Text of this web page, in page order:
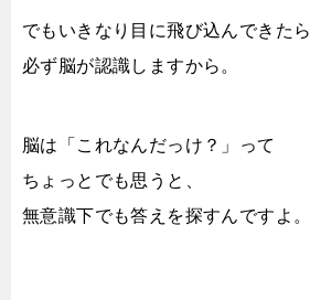
でもいきなり目に飛び込んできたら
必ず脳が認識しますから。
脳は「これなんだっけ？」って
ちょっとでも思うと、
無意識下でも答えを探すんですよ。